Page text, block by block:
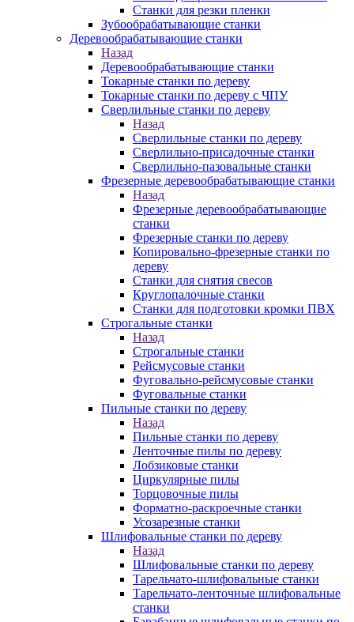
Станки для резки пленки
Зубообрабатывающие станки
Деревообрабатывающие станки
Назад
Деревообрабатывающие станки
Токарные станки по дереву
Токарные станки по дереву с ЧПУ
Сверлильные станки по дереву
Назад
Сверлильные станки по дереву
Сверлильно-присадочные станки
Сверлильно-пазовальные станки
Фрезерные деревообрабатывающие станки
Назад
Фрезерные деревообрабатывающие
станки
Фрезерные станки по дереву
Копировально-фрезерные станки по
дереву
Станки для снятия свесов
Круглопалочные станки
Станки для подготовки кромки ПВХ
Строгальные станки
Назад
Строгальные станки
Рейсмусовые станки
Фуговально-рейсмусовые станки
Фуговальные станки
Пильные станки по дереву
Назад
Пильные станки по дереву
Ленточные пилы по дереву
Лобзиковые станки
Циркулярные пилы
Торцовочные пилы
Форматно-раскроечные станки
Усозарезные станки
Шлифовальные станки по дереву
Назад
Шлифовальные станки по дереву
Тарельчато-шлифовальные станки
Тарельчато-ленточные шлифовальные
станки